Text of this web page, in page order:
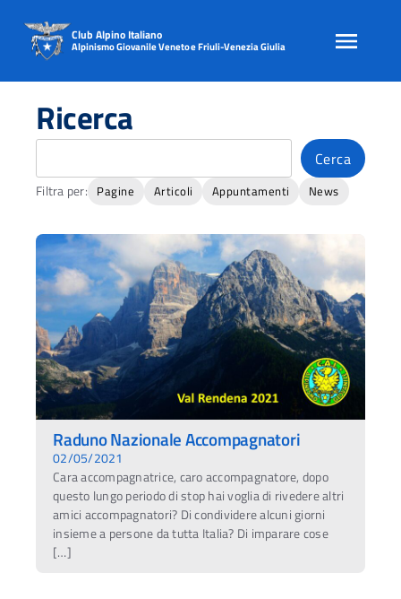
content
Club Alpino Italiano
Alpinismo Giovanile Veneto e Friuli-Venezia Giulia
Ricerca
Cerca
Filtra per: Pagine Articoli Appuntamenti News
Raduno Nazionale Accompagnatori
02/05/2021
Cara accompagnatrice, caro accompagnatore, dopo
questo lungo periodo di stop hai voglia di rivedere altri
amici accompagnatori? Di condividere alcuni giorni
insieme a persone da tutta Italia? Di imparare cose
[…]